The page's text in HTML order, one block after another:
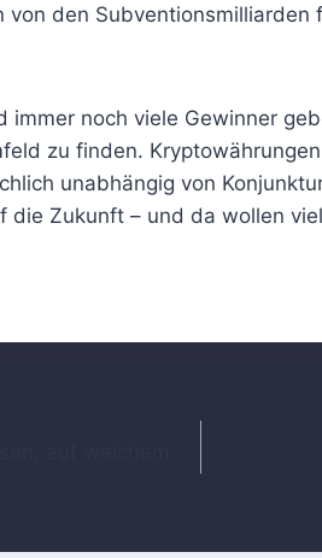
von den Subventionsmilliarden
immer noch viele Gewinner
zu finden.
unabhängig von
die Zukunft – und da wollen